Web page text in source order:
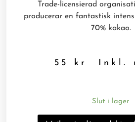
Trade-licensierad
producerar en fantastisk
70% kakao.
55 kr Inkl.
Slut i lager